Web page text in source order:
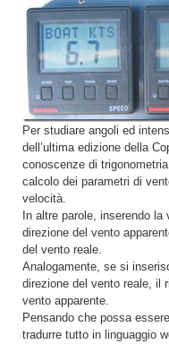
Per studiare angoli ed
dell’ultima edizione della
conoscenze di
calcolo dei parametri di
velocità.
In altre parole, inserendo
direzione del vento
del vento reale.
Analogamente, se si
direzione del vento reale, il
vento apparente.
Pensando che possa
tradurre tutto in linguaggio